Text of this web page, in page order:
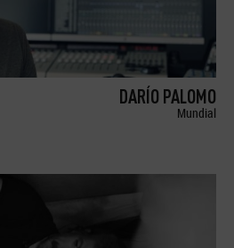
DARÍO PALOMO
Mundial